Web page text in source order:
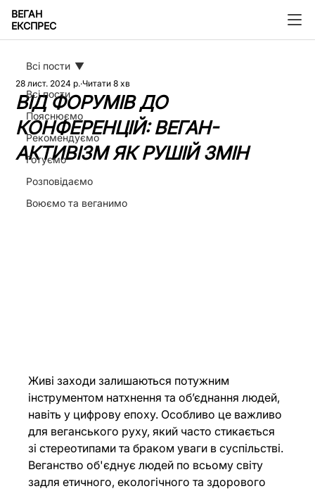
ВЕГАН
ЕКСПРЕС
Всі пости
Пояснюємо
Рекомендуємо
Готуємо
Розповідаємо
Воюємо та веганимо
Всі пости
ВІД ФОРУМІВ ДО
КОНФЕРЕНЦІЙ: ВЕГАН-
АКТИВІЗМ ЯК РУШІЙ ЗМІН
28 лист. 2024 р. Читати 8 хв
Живі заходи залишаються потужним
інструментом натхнення та об’єднання людей,
навіть у цифрову епоху. Особливо це важливо
для веганського руху, який часто стикається
зі стереотипами та браком уваги в суспільстві.
Веганство об'єднує людей по всьому світу
задля етичного, екологічного та здорового